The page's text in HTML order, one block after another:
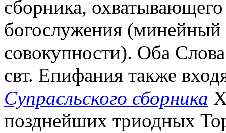
сборника,
богослужения
совокупности). Оба
свт. Епифания также
Супрасльского сборника
позднейших триодных